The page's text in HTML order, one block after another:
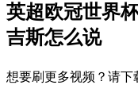
英超欧冠世界
吉斯怎么说
想要刷更多视频？请下